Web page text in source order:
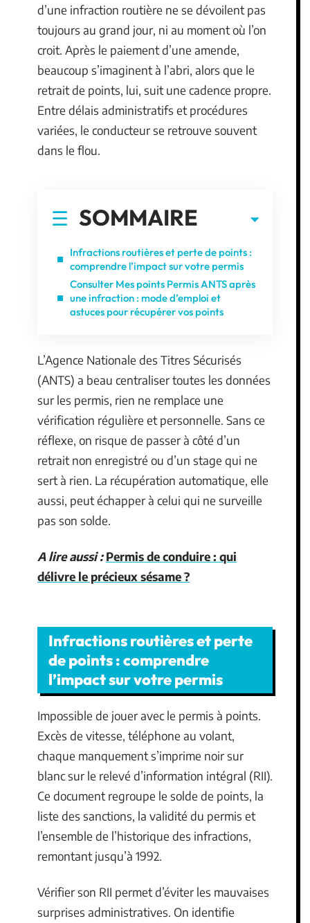
d’une infraction routière ne se dévoilent pas
toujours au grand jour, ni au moment où l’on
croit. Après le paiement d’une amende,
beaucoup s’imaginent à l’abri, alors que le
retrait de points, lui, suit une cadence propre.
Entre délais administratifs et procédures
variées, le conducteur se retrouve souvent
dans le flou.
SOMMAIRE
Infractions routières et perte de points :
comprendre l’impact sur votre permis
Consulter Mes points Permis ANTS après
une infraction : mode d’emploi et
astuces pour récupérer vos points
L’Agence Nationale des Titres Sécurisés
(ANTS) a beau centraliser toutes les données
sur les permis, rien ne remplace une
vérification régulière et personnelle. Sans ce
réflexe, on risque de passer à côté d’un
retrait non enregistré ou d’un stage qui ne
sert à rien. La récupération automatique, elle
aussi, peut échapper à celui qui ne surveille
pas son solde.
A lire aussi : Permis de conduire : qui
délivre le précieux sésame ?
Infractions routières et perte
de points : comprendre
l’impact sur votre permis
Impossible de jouer avec le permis à points.
Excès de vitesse, téléphone au volant,
chaque manquement s’imprime noir sur
blanc sur le relevé d’information intégral (RII).
Ce document regroupe le solde de points, la
liste des sanctions, la validité du permis et
l’ensemble de l’historique des infractions,
remontant jusqu’à 1992.
Vérifier son RII permet d’éviter les mauvaises
surprises administratives. On identifie